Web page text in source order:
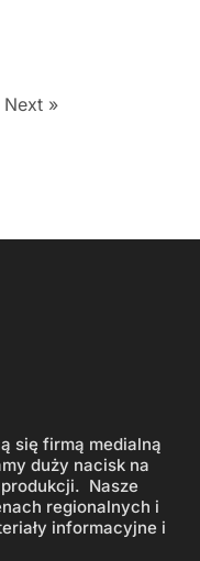
Next »
się firmą medialną
duży nacisk na
Nasze
regionalnych i
informacyjne i